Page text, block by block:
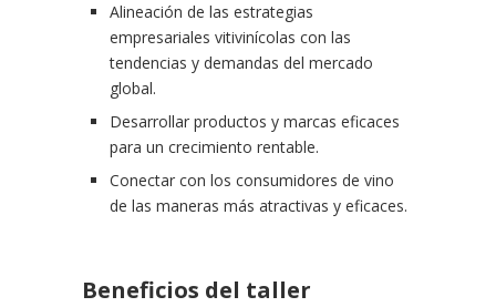
Alineación de las estrategias
empresariales vitivinícolas con las
tendencias y demandas del mercado
global.
Desarrollar productos y marcas eficaces
para un crecimiento rentable.
Conectar con los consumidores de vino
de las maneras más atractivas y eficaces.
Beneficios del taller